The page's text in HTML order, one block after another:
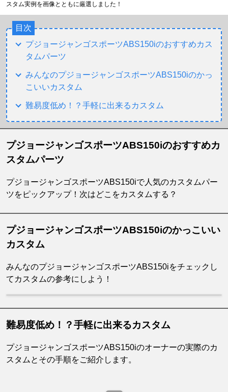
スタム実例を画像とともに厳選しました！
目次
プジョージャンゴスポーツABS150iのおすすめカス
タムパーツ
みんなのプジョージャンゴスポーツABS150iのかっ
こいいカスタム
難易度低め！？手軽に出来るカスタム
プジョージャンゴスポーツABS150iのおすすめカ
スタムパーツ
プジョージャンゴスポーツABS150iで人気のカスタムパー
ツをピックアップ！次はどこをカスタムする？
プジョージャンゴスポーツABS150iのかっこいい
カスタム
みんなのプジョージャンゴスポーツABS150iをチェックし
てカスタムの参考にしよう！
難易度低め！？手軽に出来るカスタム
プジョージャンゴスポーツABS150iのオーナーの実際のカ
スタムとその手順をご紹介します。